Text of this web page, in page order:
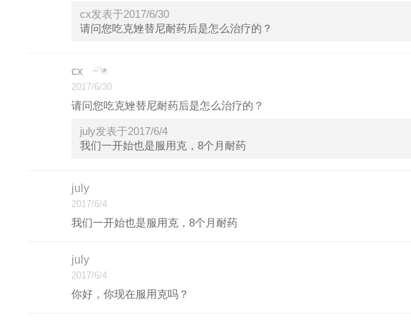
cx发表于2017/6/30
请问您吃克矬替尼耐药后是怎么治疗的？
cx
2017/6/30
请问您吃克矬替尼耐药后是怎么治疗的？
july发表于2017/6/4
我们一开始也是服用克，8个月耐药
july
2017/6/4
我们一开始也是服用克，8个月耐药
july
2017/6/4
你好，你现在服用克吗？